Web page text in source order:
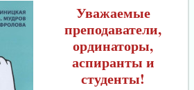
Уважаемые
преподаватели,
ординаторы,
аспиранты и
студенты!